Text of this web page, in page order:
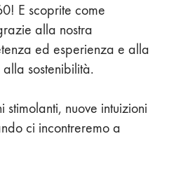
E scoprite come
alla nostra
ed esperienza e alla
sostenibilità.
stimolanti, nuove intuizioni
ci incontreremo a